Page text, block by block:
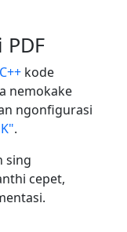
kode
nemokake
ngonfigurasi
.
sing
cepet,